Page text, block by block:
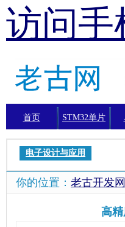
访问手
首页 STM32单片
机
电子设计与应用
你的位置： 老古开发网
高